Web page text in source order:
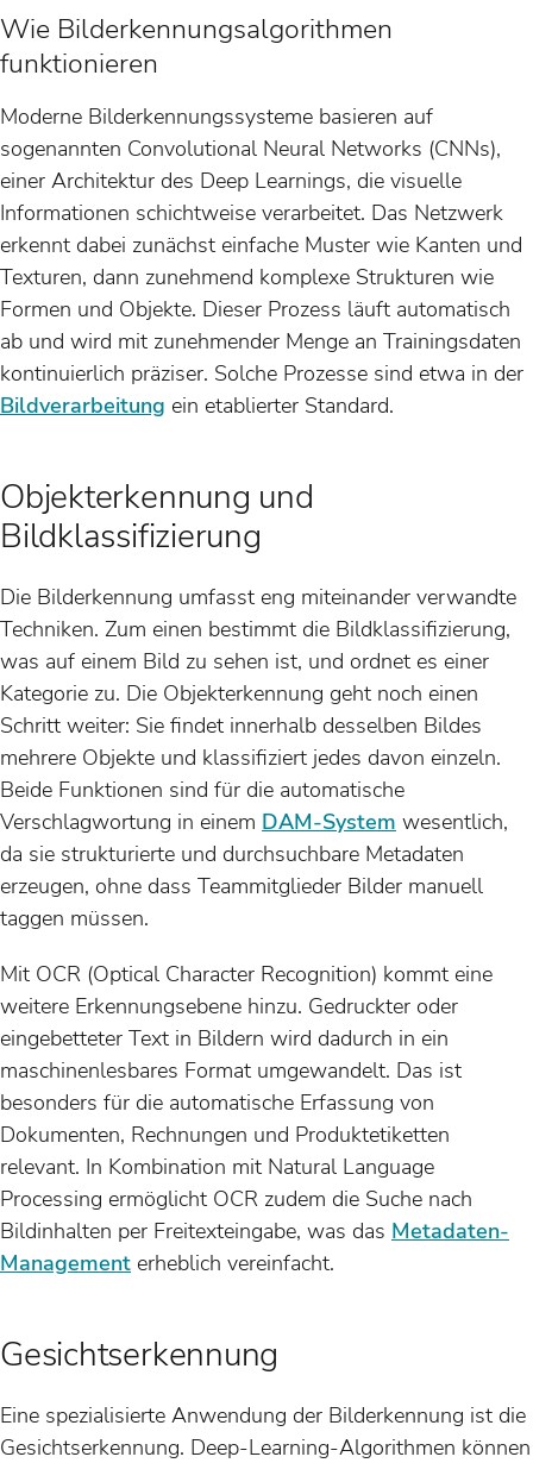
Wie Bilderkennungsalgorithmen
funktionieren
Moderne Bilderkennungssysteme basieren auf
sogenannten Convolutional Neural Networks (CNNs),
einer Architektur des Deep Learnings, die visuelle
Informationen schichtweise verarbeitet. Das Netzwerk
erkennt dabei zunächst einfache Muster wie Kanten und
Texturen, dann zunehmend komplexe Strukturen wie
Formen und Objekte. Dieser Prozess läuft automatisch
ab und wird mit zunehmender Menge an Trainingsdaten
kontinuierlich präziser. Solche Prozesse sind etwa in der
Bildverarbeitung ein etablierter Standard.
Objekterkennung und
Bildklassifizierung
Die Bilderkennung umfasst eng miteinander verwandte
Techniken. Zum einen bestimmt die Bildklassifizierung,
was auf einem Bild zu sehen ist, und ordnet es einer
Kategorie zu. Die Objekterkennung geht noch einen
Schritt weiter: Sie findet innerhalb desselben Bildes
mehrere Objekte und klassifiziert jedes davon einzeln.
Beide Funktionen sind für die automatische
Verschlagwortung in einem DAM-System wesentlich,
da sie strukturierte und durchsuchbare Metadaten
erzeugen, ohne dass Teammitglieder Bilder manuell
taggen müssen.
Mit OCR (Optical Character Recognition) kommt eine
weitere Erkennungsebene hinzu. Gedruckter oder
eingebetteter Text in Bildern wird dadurch in ein
maschinenlesbares Format umgewandelt. Das ist
besonders für die automatische Erfassung von
Dokumenten, Rechnungen und Produktetiketten
relevant. In Kombination mit Natural Language
Processing ermöglicht OCR zudem die Suche nach
Bildinhalten per Freitexteingabe, was das Metadaten-
Management erheblich vereinfacht.
Gesichtserkennung
Eine spezialisierte Anwendung der Bilderkennung ist die
Gesichtserkennung. Deep-Learning-Algorithmen können